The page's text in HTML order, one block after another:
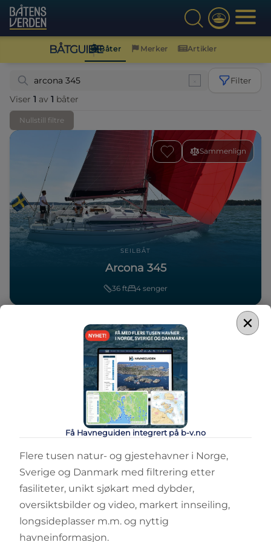
BÅTGUIDEBåter Merker Artikler
Filter
Viser 1 av 1 båter
Nullstill filtre
Sammenlign
SEILBÅT
Arcona 345
36 ft 4 senger
×
Få Havneguiden integrert på b-v.no
Flere tusen natur- og gjestehavner i Norge,
Sverige og Danmark med filtrering etter
fasiliteter, unikt sjøkart med dybder,
oversiktsbilder og video, markert innseiling,
longsideplasser m.m. og nyttig
havneinformasjon.